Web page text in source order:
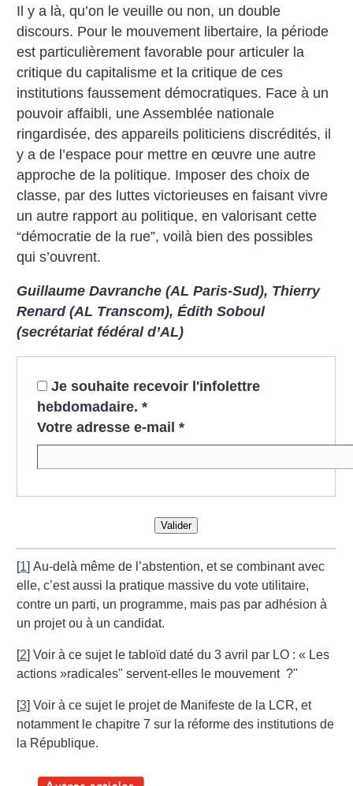
Il y a là, qu’on le veuille ou non, un double
discours. Pour le mouvement libertaire, la période
est particulièrement favorable pour articuler la
critique du capitalisme et la critique de ces
institutions faussement démocratiques. Face à un
pouvoir affaibli, une Assemblée nationale
ringardisée, des appareils politiciens discrédités, il
y a de l’espace pour mettre en œuvre une autre
approche de la politique. Imposer des choix de
classe, par des luttes victorieuses en faisant vivre
un autre rapport au politique, en valorisant cette
“démocratie de la rue”, voilà bien des possibles
qui s’ouvrent.
Guillaume Davranche (AL Paris-Sud), Thierry
Renard (AL Transcom), Édith Soboul
(secrétariat fédéral d’AL)
Je souhaite recevoir l'infolettre
hebdomadaire. *
Votre adresse e-mail *
Valider
[1]Au-delà même de l’abstention, et se combinant avec
elle, c’est aussi la pratique massive du vote utilitaire,
contre un parti, un programme, mais pas par adhésion à
un projet ou à un candidat.
[2]Voir à ce sujet le tabloïd daté du 3 avril par LO : « Les
actions »radicales" servent-elles le mouvement ?"
[3]Voir à ce sujet le projet de Manifeste de la LCR, et
notamment le chapitre 7 sur la réforme des institutions de
la République.